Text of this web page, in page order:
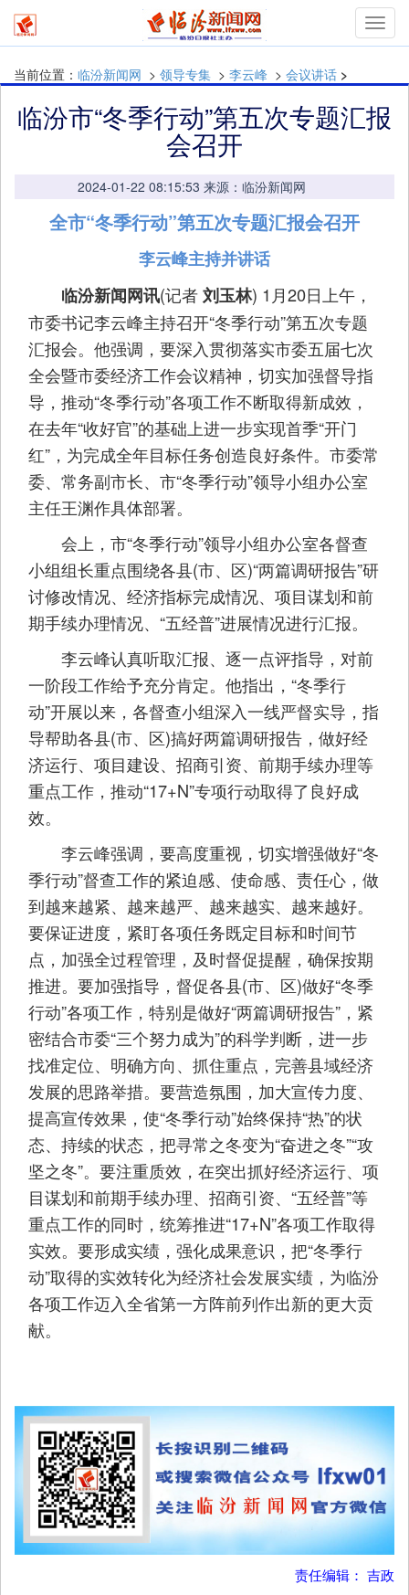
当前位置： 临汾新闻网 > 领导专集 > 李云峰 > 会议讲话 >
临汾市“冬季行动”第五次专题汇报
会召开
2024-01-22 08:15:53 来源：临汾新闻网
全市“冬季行动”第五次专题汇报会召开
李云峰主持并讲话
临汾新闻网讯(记者刘玉林) 1月20日上午，
市委书记李云峰主持召开“冬季行动”第五次专题
汇报会。他强调，要深入贯彻落实市委五届七次
全会暨市委经济工作会议精神，切实加强督导指
导，推动“冬季行动”各项工作不断取得新成效，
在去年“收好官”的基础上进一步实现首季“开门
红”，为完成全年目标任务创造良好条件。市委常
委、常务副市长、市“冬季行动”领导小组办公室
主任王渊作具体部署。
会上，市“冬季行动”领导小组办公室各督查
小组组长重点围绕各县(市、区)“两篇调研报告”研
讨修改情况、经济指标完成情况、项目谋划和前
期手续办理情况、“五经普”进展情况进行汇报。
李云峰认真听取汇报、逐一点评指导，对前
一阶段工作给予充分肯定。他指出，“冬季行
动”开展以来，各督查小组深入一线严督实导，指
导帮助各县(市、区)搞好两篇调研报告，做好经
济运行、项目建设、招商引资、前期手续办理等
重点工作，推动“17+N”专项行动取得了良好成
效。
李云峰强调，要高度重视，切实增强做好“冬
季行动”督查工作的紧迫感、使命感、责任心，做
到越来越紧、越来越严、越来越实、越来越好。
要保证进度，紧盯各项任务既定目标和时间节
点，加强全过程管理，及时督促提醒，确保按期
推进。要加强指导，督促各县(市、区)做好“冬季
行动”各项工作，特别是做好“两篇调研报告”，紧
密结合市委“三个努力成为”的科学判断，进一步
找准定位、明确方向、抓住重点，完善县域经济
发展的思路举措。要营造氛围，加大宣传力度、
提高宣传效果，使“冬季行动”始终保持“热”的状
态、持续的状态，把寻常之冬变为“奋进之冬”“攻
坚之冬”。要注重质效，在突出抓好经济运行、项
目谋划和前期手续办理、招商引资、“五经普”等
重点工作的同时，统筹推进“17+N”各项工作取得
实效。要形成实绩，强化成果意识，把“冬季行
动”取得的实效转化为经济社会发展实绩，为临汾
各项工作迈入全省第一方阵前列作出新的更大贡
献。
责任编辑： 吉政